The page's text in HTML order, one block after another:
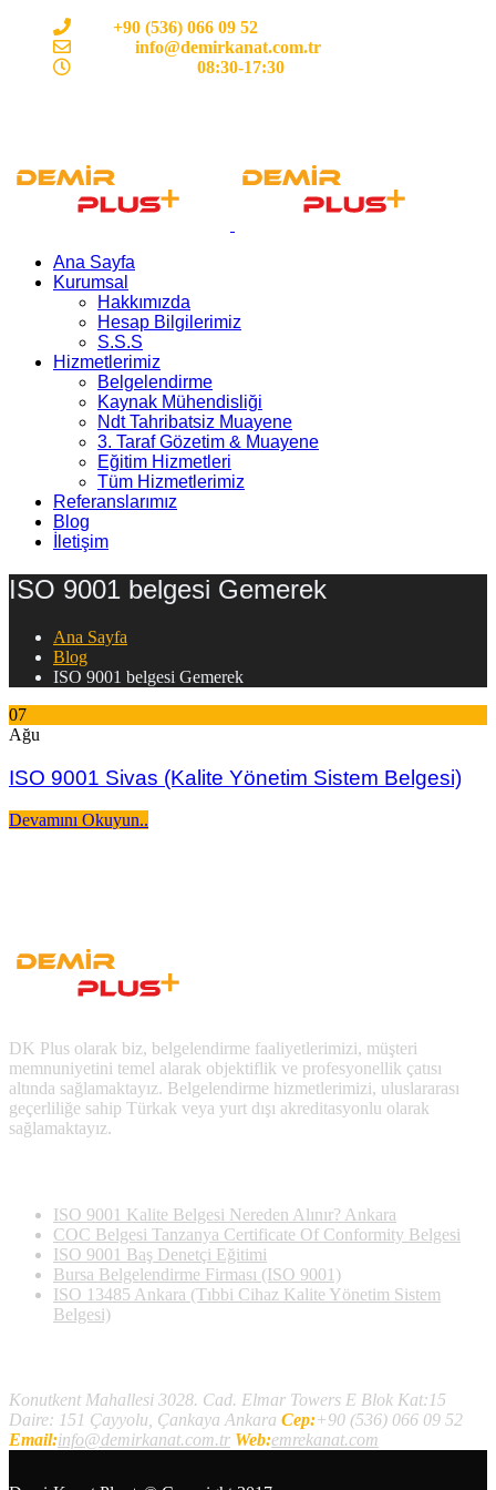
+90 (536) 066 09 52
info@demirkanat.com.tr
08:30-17:30
Ana Sayfa
Kurumsal
Hakkımızda
Hesap Bilgilerimiz
S.S.S
Hizmetlerimiz
Belgelendirme
Kaynak Mühendisliği
Ndt Tahribatsiz Muayene
3. Taraf Gözetim & Muayene
Eğitim Hizmetleri
Tüm Hizmetlerimiz
Referanslarımız
Blog
İletişim
ISO 9001 belgesi Gemerek
Ana Sayfa
Blog
ISO 9001 belgesi Gemerek
07
Ağu
ISO 9001 Sivas (Kalite Yönetim Sistem Belgesi)
Devamını Okuyun..
DK Plus olarak biz, belgelendirme faaliyetlerimizi, müşteri
memnuniyetini temel alarak objektiflik ve profesyonellik çatısı
altında sağlamaktayız. Belgelendirme hizmetlerimizi, uluslararası
geçerliliğe sahip Türkak veya yurt dışı akreditasyonlu olarak
sağlamaktayız.
ISO 9001 Kalite Belgesi Nereden Alınır? Ankara
COC Belgesi Tanzanya Certificate Of Conformity Belgesi
ISO 9001 Baş Denetçi Eğitimi
Bursa Belgelendirme Firması (ISO 9001)
ISO 13485 Ankara (Tıbbi Cihaz Kalite Yönetim Sistem
Belgesi)
Konutkent Mahallesi 3028. Cad. Elmar Towers E Blok Kat:15
Daire: 151 Çayyolu, Çankaya Ankara Cep:+90 (536) 066 09 52
Email:info@demirkanat.com.tr Web:emrekanat.com